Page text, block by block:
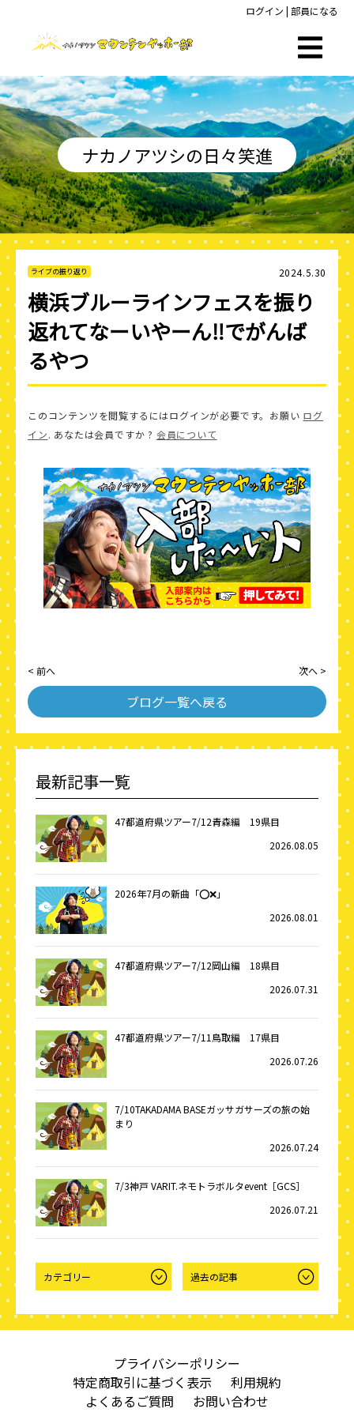
ログイン | 部員になる
ナカノアツシの日々笑進
ライブの振り返り 2024.5.30
横浜ブルーラインフェスを振り
返れてなーいやーん‼️でがんば
るやつ
このコンテンツを閲覧するにはログインが必要です。お願い ログ
イン. あなたは会員ですか ? 会員について
< 前へ
ブログ一覧へ戻る
次へ >
最新記事一覧
47都道府県ツアー7/12青森編 19県目
2026.08.05
2026年7月の新曲「⭕️❌」
2026.08.01
47都道府県ツアー7/12岡山編 18県目
2026.07.31
47都道府県ツアー7/11鳥取編 17県目
2026.07.26
7/10TAKADAMA BASEガッサガサーズの旅の始
まり
2026.07.24
7/3神戸 VARIT.ネモトラボルタevent［GCS］
2026.07.21
プライバシーポリシー
特定商取引に基づく表示
利用規約
よくあるご質問
お問い合わせ